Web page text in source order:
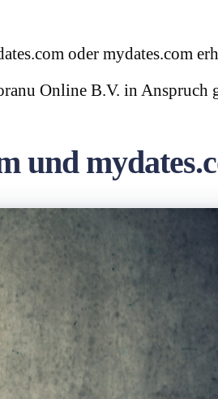
oder mydates.com
Online B.V. in Anspruch
und